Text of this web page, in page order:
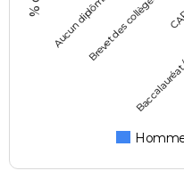
Aucun diplômeBrevet des collèges